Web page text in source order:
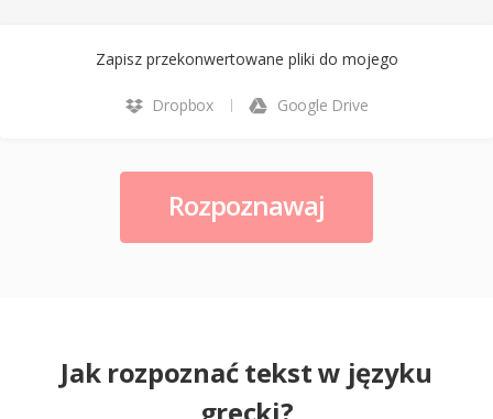
Zapisz przekonwertowane pliki do mojego
Dropbox Google Drive
Rozpoznawaj
Jak rozpoznać tekst w języku